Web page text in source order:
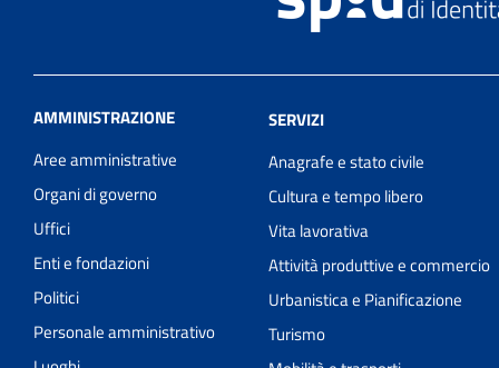
AMMINISTRAZIONE
Aree amministrative
Organi di governo
Uffici
Enti e fondazioni
Politici
Personale amministrativo
SERVIZI
Anagrafe e stato civile
Cultura e tempo libero
Vita lavorativa
Attività produttive e commercio
Urbanistica e Pianificazione
Turismo